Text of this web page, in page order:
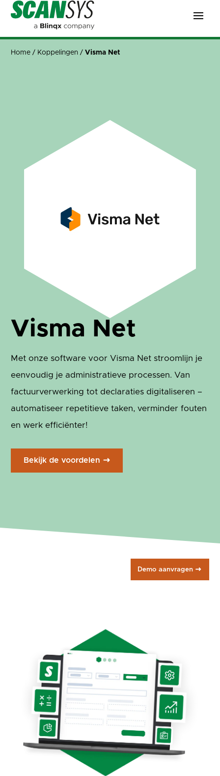
Home / Koppelingen /Visma Net
Visma Net
Met onze software voor Visma Net stroomlijn je
eenvoudig je administratieve processen. Van
factuurverwerking tot declaraties digitaliseren –
automatiseer repetitieve taken, verminder fouten
en werk efficiënter!
Bekijk de voordelen
Demo aanvragen